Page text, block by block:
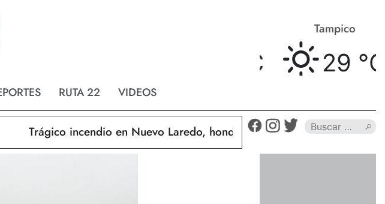
RUTA 22 VIDEOS
Tampico
29 ° C
Trágico incendio en Nuevo Laredo, hondureño muere calcinado